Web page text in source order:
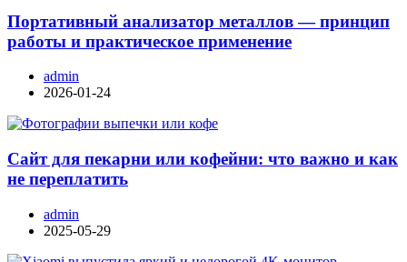
Портативный анализатор металлов — принцип
работы и практическое применение
admin
2026-01-24
Сайт для пекарни или кофейни: что важно и как
не переплатить
admin
2025-05-29